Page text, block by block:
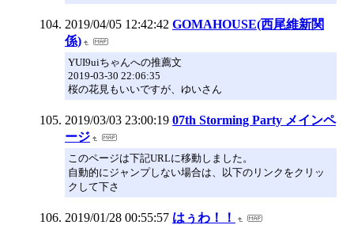
2019/04/05 12:42:42 GOMAHOUSE(西尾維新関
係)
YUI9uiちゃんへの推薦文
2019-03-30 22:06:35
桜の花見もいいですが、ゆいさん
2019/03/03 23:00:19 07th Storming Party メインペ
ージ
このページは下記URLに移動しました。
自動的にジャンプしない場合は、以下のリンクをクリッ
クして下さ
2019/01/28 00:55:57 はぅわ！！